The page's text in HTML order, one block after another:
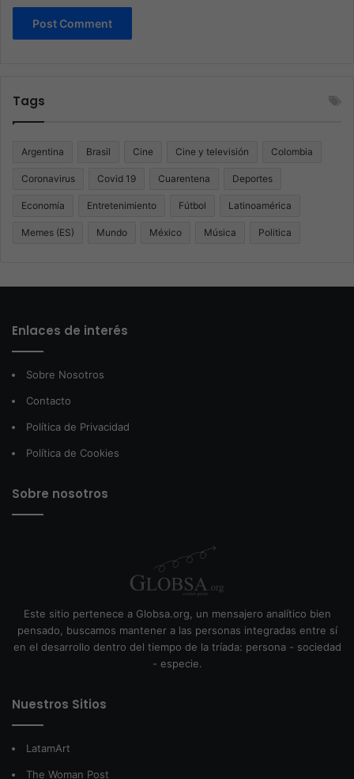
Tags
Argentina Brasil Cine Cine y televisión Colombia
Coronavirus Covid 19 Cuarentena Deportes
Economía Entretenimiento Fútbol Latinoamérica
Memes (ES) Mundo México Música Politica
Enlaces de interés
Sobre Nosotros
Contacto
Política de Privacidad
Política de Cookies
Sobre nosotros
Este sitio pertenece a Globsa.org, un mensajero analítico bien
pensado, buscamos mantener a las personas integradas entre sí
en el desarrollo dentro del tiempo de la tríada: persona - sociedad
- especie.
Nuestros Sitios
LatamArt
The Woman Post